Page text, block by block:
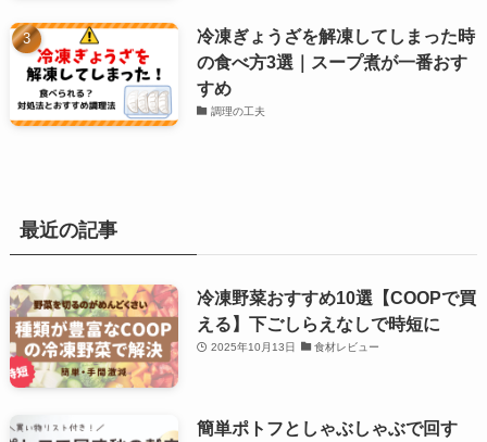
冷凍ぎょうざを解凍してしまった時
の食べ方3選｜スープ煮が一番おす
すめ
調理の工夫
最近の記事
冷凍野菜おすすめ10選【COOPで買
える】下ごしらえなしで時短に
2025年10月13日 食材レビュー
簡単ポトフとしゃぶしゃぶで回す